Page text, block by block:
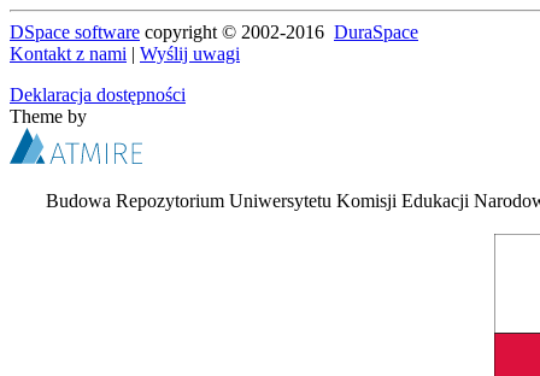
DSpace software copyright © 2002-2016 DuraSpace
Kontakt z nami | Wyślij uwagi
Deklaracja dostępności
Theme by
Budowa Repozytorium Uniwersytetu Komisji Edukacji